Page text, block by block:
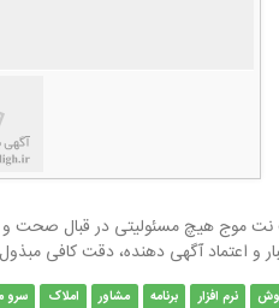
موج هیچ مسئولیتی در قبال صحت
و اعتماد آگهی دهنده، دقت کافی مبذول
نرم افزار برنامه مشاور املاک سرو